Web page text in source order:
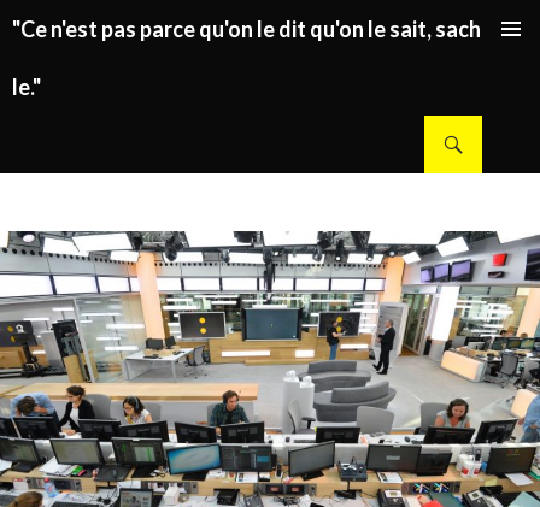
"Ce n'est pas parce qu'on le dit qu'on le sait, sachez
le."